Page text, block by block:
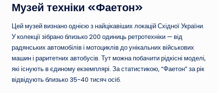
Музей техніки «Фаетон»
Цей музей визнано однією з найцікавіших локацій Східної України.
У колекції зібрано близько 200 одиниць ретротехніки — від
радянських автомобілів і мотоциклів до унікальних військових
машин і раритетних автобусів. Тут можна побачити рідкісні моделі,
які існують в єдиному екземплярі. За статистикою, “Фаетон” за рік
відвідують близько 35-40 тисяч осіб.